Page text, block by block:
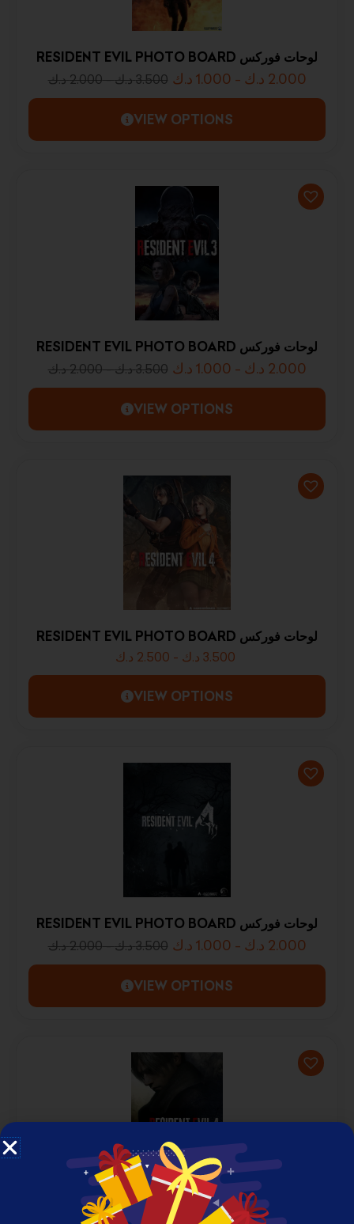
RESIDENT EVIL PHOTO BOARD لوحات فوركس
2.000 د.ك - 3.500 د.ك 1.000 د.ك - 2.000 د.ك
VIEW OPTIONS
RESIDENT EVIL PHOTO BOARD لوحات فوركس
2.000 د.ك - 3.500 د.ك 1.000 د.ك - 2.000 د.ك
VIEW OPTIONS
RESIDENT EVIL PHOTO BOARD لوحات فوركس
2.500 د.ك - 3.500 د.ك
VIEW OPTIONS
RESIDENT EVIL PHOTO BOARD لوحات فوركس
2.000 د.ك - 3.500 د.ك 1.000 د.ك - 2.000 د.ك
VIEW OPTIONS
RESIDENT EVIL PHOTO BOARD لوحات فوركس